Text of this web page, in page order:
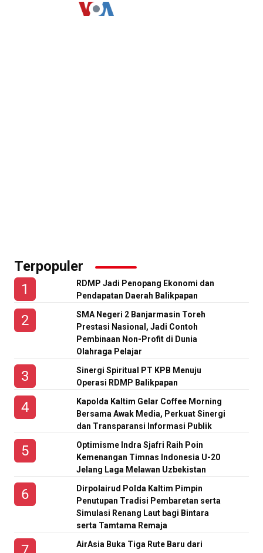
Terpopuler
RDMP Jadi Penopang Ekonomi dan
Pendapatan Daerah Balikpapan
SMA Negeri 2 Banjarmasin Toreh
Prestasi Nasional, Jadi Contoh
Pembinaan Non-Profit di Dunia
Olahraga Pelajar
Sinergi Spiritual PT KPB Menuju
Operasi RDMP Balikpapan
Kapolda Kaltim Gelar Coffee Morning
Bersama Awak Media, Perkuat Sinergi
dan Transparansi Informasi Publik
Optimisme Indra Sjafri Raih Poin
Kemenangan Timnas Indonesia U-20
Jelang Laga Melawan Uzbekistan
Dirpolairud Polda Kaltim Pimpin
Penutupan Tradisi Pembaretan serta
Simulasi Renang Laut bagi Bintara
serta Tamtama Remaja
AirAsia Buka Tiga Rute Baru dari